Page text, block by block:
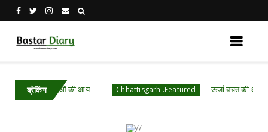
ब्रेकिंग
महिलाओं की आय Chhattisgarh .Featured ऊर्जा बचत की ओर बढ़ते कदम,